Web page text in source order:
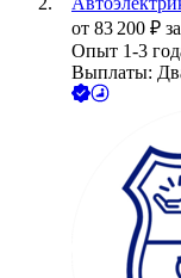
от 83 200 ₽
Опыт 1-3
Выплаты: